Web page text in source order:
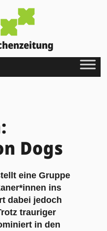
Dogs
eine Gruppe
ins
dabei jedoch
trauriger
in den